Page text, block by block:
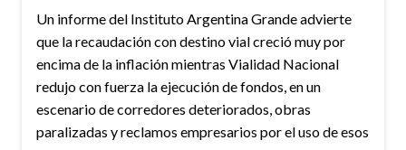
Un informe del Instituto Argentina Grande advierte
que la recaudación con destino vial creció muy por
encima de la inflación mientras Vialidad Nacional
redujo con fuerza la ejecución de fondos, en un
escenario de corredores deteriorados, obras
paralizadas y reclamos empresarios por el uso de esos